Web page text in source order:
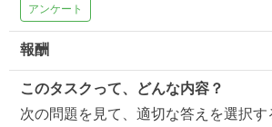
アンケート
報酬
このタスクって、どんな内容？
次の問題を見て、適切な答えを選択す